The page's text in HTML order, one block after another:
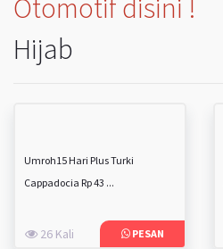
Otomotif disini !
Hijab
Umroh15 Hari Plus Turki
Cappadocia Rp 43 ...
26 Kali PESAN